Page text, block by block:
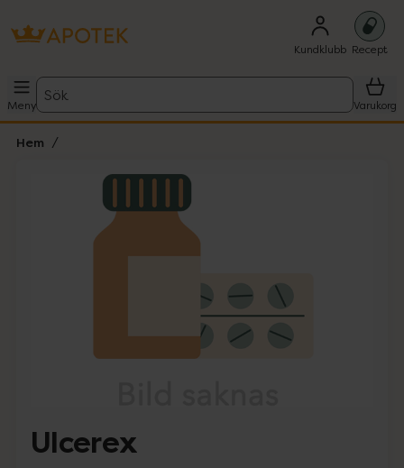
Kundklubb Recept
Meny
Sök
Varukorg
Hem
Lista: . Innehåller 1 objekt.
Ulcerex